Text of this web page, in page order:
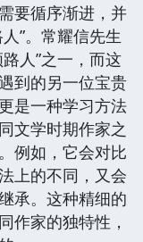
要循序渐进，并
”。常耀信先生
人”之一，而这
到的另一位宝贵
是一种学习方法
文学时期作家之
例如，它会对比
上的不同，又会
承。这种精细的
作家的独特性，